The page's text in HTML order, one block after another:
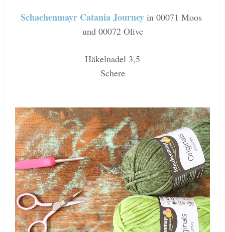
Schachenmayr Catania Journeyin 00071 Moos
und 00072 Olive
Häkelnadel 3,5
Schere